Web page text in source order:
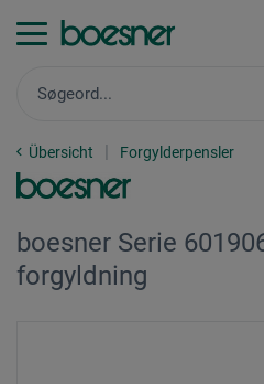
Übersicht Forgylderpensler
boesner Serie
forgyldning